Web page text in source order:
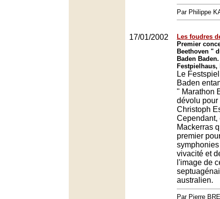
Par Philippe
17/01/2002
Les foudres
Premier
Beethoven "
Baden Baden.
Festpielhaus,
Le
Baden
" Marathon
dévolu
Christoph
Cependant,
Mackerras
premier
vivacité et
l'image de
australien.
Par Pierre